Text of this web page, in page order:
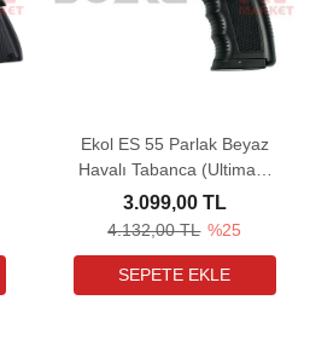
Ekol ES 55 Parlak Beyaz
Havalı Tabanca (Ultimate
Combo)
4.132,00 TL %25
3.099,00 TL